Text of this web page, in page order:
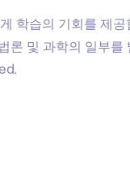
학습의 기회를 제
론 및 과학의 일부